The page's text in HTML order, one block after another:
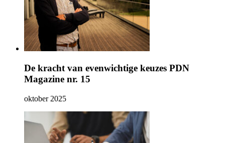
De kracht van evenwichtige keuzes PDN
Magazine nr. 15
oktober 2025